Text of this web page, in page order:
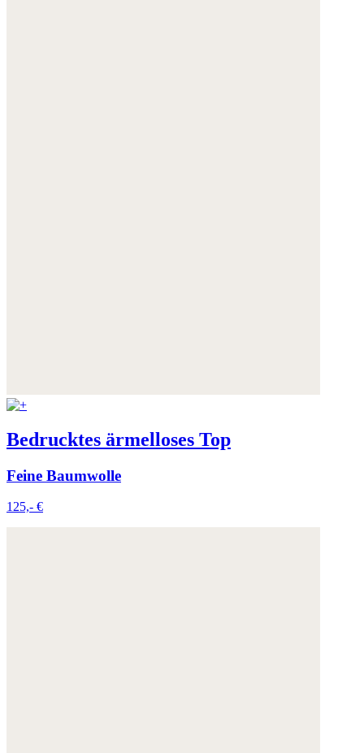
Bedrucktes ärmelloses Top
Feine Baumwolle
125,- €